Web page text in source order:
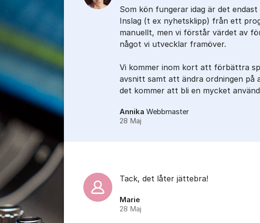
Som kön fungerar idag är det
Inslag (t ex nyhetsklipp) från ett
manuellt, men vi förstår värdet av
något vi utvecklar framöver.
Vi kommer inom kort att förbättra
avsnitt samt att ändra ordningen
det kommer att bli en mycket
Annika Webbmaster
28 Maj
Tack, det låter jättebra!
Marie
28 Maj